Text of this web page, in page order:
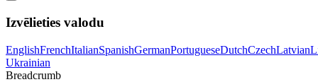
Izvēlieties valodu
EnglishFrenchItalianSpanishGermanPortugueseDutchCzechLatvian
Ukrainian
Breadcrumb